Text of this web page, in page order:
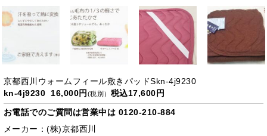
京都西川ウォームフィール敷きパッドSkn-4j9230
kn-4j9230 16,000円 (税別） 税込17,600円
お電話でのご質問は営業中は 0120-210-884
メーカー：(株)京都西川